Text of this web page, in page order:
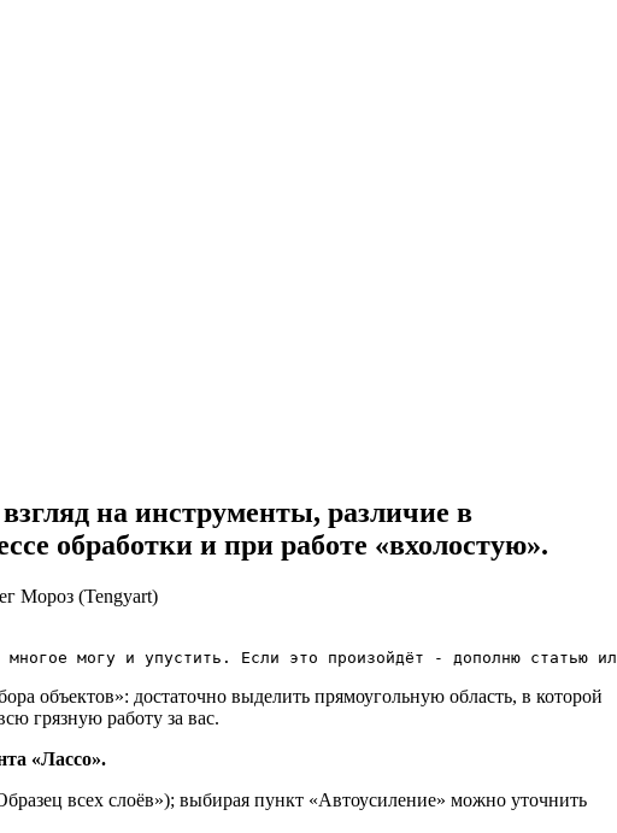
на инструменты, различие в
обработки и при работе «вхолостую».
могу и упустить. Если это произойдёт - дополню статью
объектов»: достаточно выделить прямоугольную область, в которой
грязную работу за вас.
«Лассо».
всех слоёв»); выбирая пункт «Автоусиление» можно уточнить